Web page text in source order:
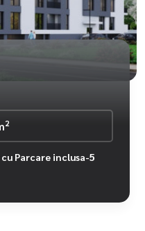
2
Parcare inclusa-5